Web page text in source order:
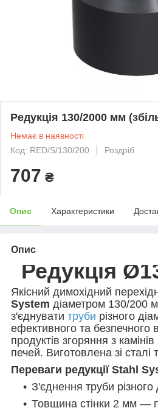
Редукція 130/2000 мм
Немає в наявності
Код: RED/S/130/200
Роздріб
707 ₴
Опис Характеристики
Опис
Редукція
Якісний димохідний
System діаметром 130/200
з'єднувати труби різного
ефективного та безпечного
продуктів згоряння з
печей. Виготовлена зі
Переваги редукції Stahl
З'єднення труби різного
Товщина стінки 2 мм —